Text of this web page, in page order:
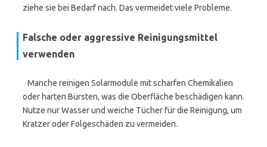
ziehe sie bei Bedarf nach. Das vermeidet viele Probleme.
Falsche oder aggressive Reinigungsmittel
verwenden
Manche reinigen Solarmodule mit scharfen Chemikalien
oder harten Bürsten, was die Oberfläche beschädigen kann.
Nutze nur Wasser und weiche Tücher für die Reinigung, um
Kratzer oder Folgeschäden zu vermeiden.